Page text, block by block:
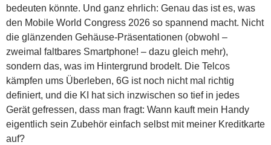
bedeuten könnte. Und ganz ehrlich: Genau das ist es, was
den Mobile World Congress 2026 so spannend macht. Nicht
die glänzenden Gehäuse-Präsentationen (obwohl –
zweimal faltbares Smartphone! – dazu gleich mehr),
sondern das, was im Hintergrund brodelt. Die Telcos
kämpfen ums Überleben, 6G ist noch nicht mal richtig
definiert, und die KI hat sich inzwischen so tief in jedes
Gerät gefressen, dass man fragt: Wann kauft mein Handy
eigentlich sein Zubehör einfach selbst mit meiner Kreditkarte
auf?